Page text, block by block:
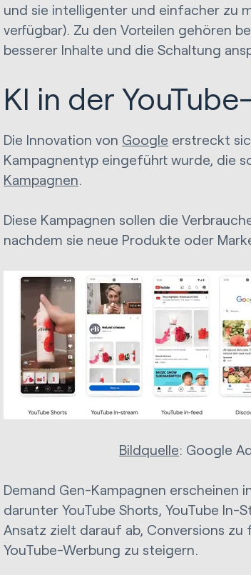
und sie intelligenter und einfacher zu
verfügbar). Zu den Vorteilen gehören
besserer Inhalte und die Schaltung
KI in der
Die Innovation von Google erstreckt
Kampagnentyp eingeführt wurde, die
Kampagnen.
Diese Kampagnen sollen die
nachdem sie neue Produkte oder
Bildquelle: Google
Demand Gen-Kampagnen erscheinen
darunter YouTube Shorts, YouTube In-
Ansatz zielt darauf ab, Conversions
YouTube-Werbung zu steigern.